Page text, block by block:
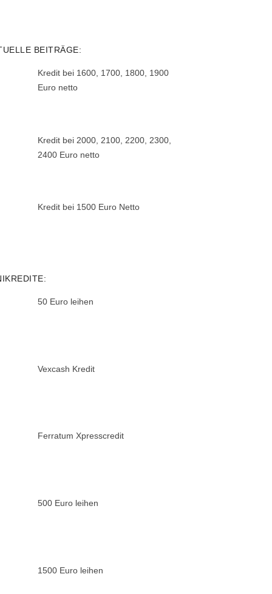
BEITRÄGE:
Kredit bei 1600, 1700, 1800, 1900
Euro netto
Kredit bei 2000, 2100, 2200, 2300,
2400 Euro netto
Kredit bei 1500 Euro Netto
50 Euro leihen
Vexcash Kredit
Ferratum Xpresscredit
500 Euro leihen
1500 Euro leihen